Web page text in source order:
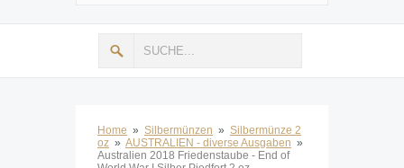
Home » Silbermünzen » Silbermünze 2
oz » AUSTRALIEN - diverse Ausgaben »
Australien 2018 Friedenstaube - End of